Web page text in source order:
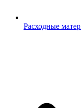
Расходные